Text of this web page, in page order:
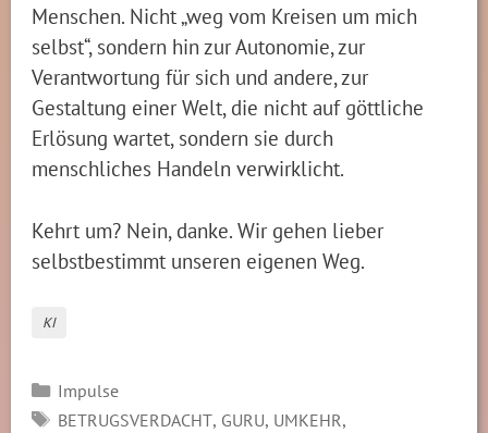
Menschen. Nicht „weg vom Kreisen um mich
selbst“, sondern hin zur Autonomie, zur
Verantwortung für sich und andere, zur
Gestaltung einer Welt, die nicht auf göttliche
Erlösung wartet, sondern sie durch
menschliches Handeln verwirklicht.
Kehrt um? Nein, danke. Wir gehen lieber
selbstbestimmt unseren eigenen Weg.
KI
Kategorien
Impulse
SCHLAGWÖRTER
BETRUGSVERDACHT, GURU, UMKEHR,